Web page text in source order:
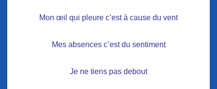
Mon œil qui pleure c’est à cause du vent
Mes absences c’est du sentiment
Je ne tiens pas debout